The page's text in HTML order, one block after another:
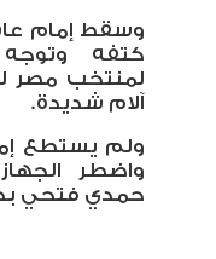
وسقط إمام
كتفه وتوجه
لمنتخب مصر
آلام شديدة.
ولم يستطع
واضطر
حمدي فتحي